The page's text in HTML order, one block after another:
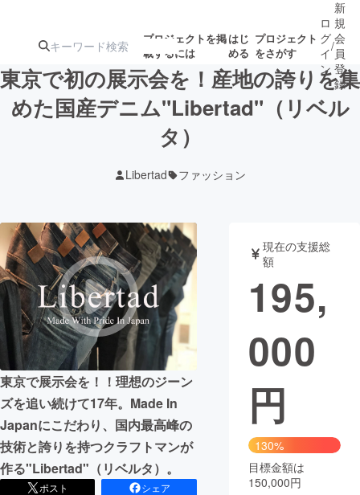
プロジェクトを掲
載するには
はじ
める
プロジェクト
をさがす
注目の新着プロ
テクノロジー・ガジェット
映像・映画 書籍・雑誌
ビジネス・起業 チャレンジ
まちづくり・地域活性化
CAMPFIRE for Social Good
CAMPFIRE Creation
CAMPFIREふるさと納税
コミュニティ
ロ
グ
イ
ン
/
新
規
会
員
登
録
東京で初の展示会を！産地の誇りを集
めた国産デニム"Libertad"（リベル
タ）
Libertad ファッション
東京で展示会を！！理想のジーン
ズを追い続けて17年。Made In
Japanにこだわり、国内最高峰の
技術と誇りを持つクラフトマンが
作る"Libertad"（リベルタ）。
ポスト
シェア
現在の支援総
額
195,
000
円
130%
目標金額は
150,000円